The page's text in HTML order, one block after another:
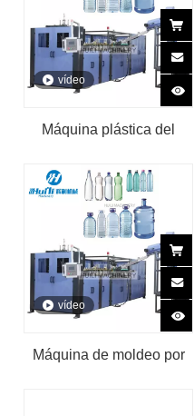
vídeo
Máquina plástica del
estirado de la botella del
ANIMAL DOMÉSTICO de
la bebida del agua
mineral
vídeo
Máquina de moldeo por